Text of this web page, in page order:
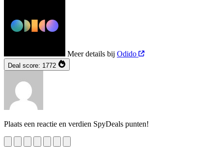
Meer details bij Odido
Deal score: 1772
Plaats een reactie en verdien SpyDeals punten!